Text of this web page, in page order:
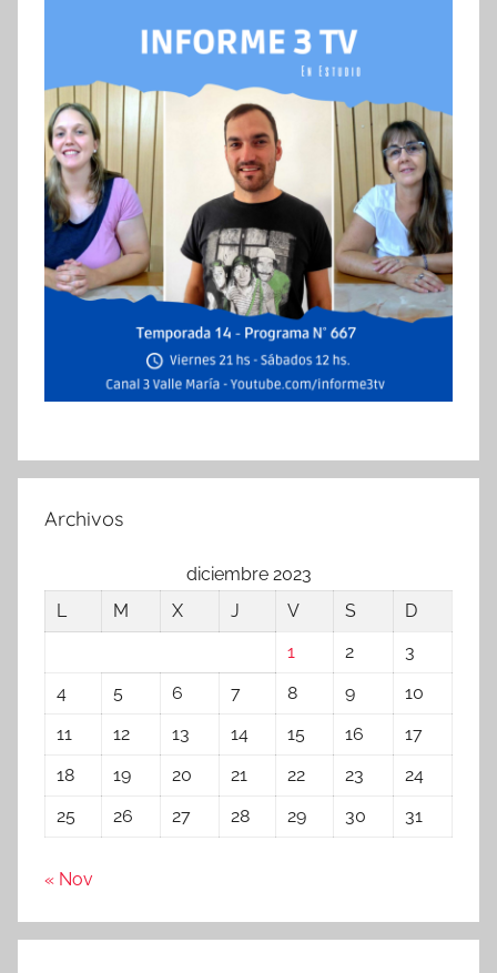
Archivos
diciembre 2023
L
M X J V S
D
1
2
3
4
5 6 7 8 9
10
11
12 13 14 15 16
17
18
19 20 21 22 23
24
25
26 27 28 29 30 31
« Nov